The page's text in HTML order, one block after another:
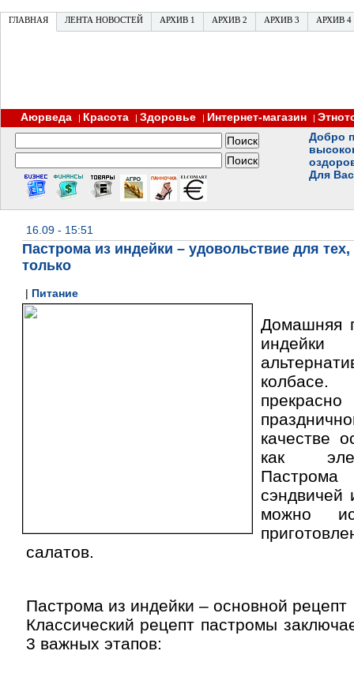
ГЛАВНАЯ ЛЕНТА НОВОСТЕЙ АРХИВ 1 АРХИВ 2 АРХИВ 3 АРХИВ 4
Аюрведа | Красота | Здоровье | Интернет-магазин |
Добро
Для
16.09 - 15:51
Пастрома из индейки – удовольствие для тех,
только
| Питание
Домашняя
качестве
как
сэндвичей
можно
салатов.
Пастрома из индейки – основной рецепт
Классический рецепт пастромы
3 важных этапов: